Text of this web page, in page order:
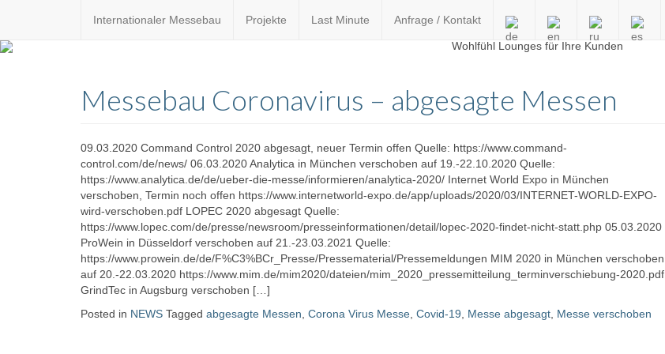
Internationaler Messebau Projekte Last Minute Anfrage / Kontakt
expo24seven
eventware
Messebau Coronavirus – abgesagte Messen
09.03.2020 Command Control 2020 abgesagt, neuer Termin offen Quelle: https://www.command-
control.com/de/news/ 06.03.2020 Analytica in München verschoben auf 19.-22.10.2020 Quelle:
https://www.analytica.de/de/ueber-die-messe/informieren/analytica-2020/ Internet World Expo in München
verschoben, Termin noch offen https://www.internetworld-expo.de/app/uploads/2020/03/INTERNET-WORLD-EXPO-
wird-verschoben.pdf LOPEC 2020 abgesagt Quelle:
https://www.lopec.com/de/presse/newsroom/presseinformationen/detail/lopec-2020-findet-nicht-statt.php 05.03.2020
ProWein in Düsseldorf verschoben auf 21.-23.03.2021 Quelle:
https://www.prowein.de/de/F%C3%BCr_Presse/Pressematerial/Pressemeldungen MIM 2020 in München verschoben
auf 20.-22.03.2020 https://www.mim.de/mim2020/dateien/mim_2020_pressemitteilung_terminverschiebung-2020.pdf
GrindTec in Augsburg verschoben […]
Posted in NEWS Tagged abgesagte Messen Corona Virus Messe Covid-19 Messe abgesagt Messe verschoben